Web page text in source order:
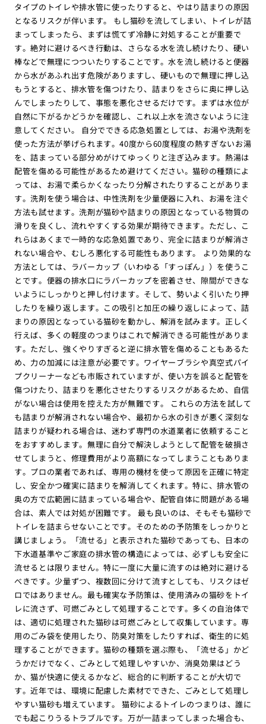
タイプのトイレや排水管に使ったりすると、やはり詰まりの原因
となるリスクが伴います。 もし猫砂を流してしまい、トイレが詰
まってしまったら、まずは慌てず冷静に対処することが重要で
す。絶対に避けるべき行動は、さらなる水を流し続けたり、硬い
棒などで無理につついたりすることです。水を流し続けると便器
から水があふれ出す危険がありますし、硬いもので無理に押し込
もうとすると、排水管を傷つけたり、詰まりをさらに奥に押し込
んでしまったりして、事態を悪化させるだけです。まずは水位が
自然に下がるかどうかを確認し、これ以上水を流さないように注
意してください。 自分でできる応急処置としては、お湯や洗剤を
使った方法が挙げられます。40度から60度程度の熱すぎないお湯
を、詰まっている部分めがけてゆっくりと注ぎ込みます。熱湯は
配管を傷める可能性があるため避けてください。猫砂の種類によ
っては、お湯で柔らかくなったり分解されたりすることがありま
す。洗剤を使う場合は、中性洗剤を少量便器に入れ、お湯を注ぐ
方法も試せます。洗剤が猫砂や詰まりの原因となっている物質の
滑りを良くし、流れやすくする効果が期待できます。ただし、こ
れらはあくまで一時的な応急処置であり、完全に詰まりが解消さ
れない場合や、むしろ悪化する可能性もあります。 より効果的な
方法としては、ラバーカップ（いわゆる「すっぽん」）を使うこ
とです。便器の排水口にラバーカップを密着させ、隙間ができな
いようにしっかりと押し付けます。そして、勢いよく引いたり押
したりを繰り返します。この吸引と加圧の繰り返しによって、詰
まりの原因となっている猫砂を動かし、解消を試みます。正しく
行えば、多くの軽度のつまりはこれで解消できる可能性がありま
す。ただし、強くやりすぎると逆に排水管を傷めることもあるた
め、力の加減には注意が必要です。ワイヤーブラシや真空式パイ
プクリーナーなども市販されていますが、使い方を誤ると配管を
傷つけたり、詰まりを悪化させたりするリスクがあるため、自信
がない場合は使用を控えた方が無難です。 これらの方法を試して
も詰まりが解消されない場合や、最初から水の引きが悪く深刻な
詰まりが疑われる場合は、迷わず専門の水道業者に依頼すること
をおすすめします。無理に自分で解決しようとして配管を破損さ
せてしまうと、修理費用がより高額になってしまうこともありま
す。プロの業者であれば、専用の機材を使って原因を正確に特定
し、安全かつ確実に詰まりを解消してくれます。特に、排水管の
奥の方で広範囲に詰まっている場合や、配管自体に問題がある場
合は、素人では対処が困難です。 最も良いのは、そもそも猫砂で
トイレを詰まらせないことです。そのための予防策をしっかりと
講じましょう。「流せる」と表示された猫砂であっても、日本の
下水道基準やご家庭の排水管の構造によっては、必ずしも安全に
流せるとは限りません。特に一度に大量に流すのは絶対に避ける
べきです。少量ずつ、複数回に分けて流すとしても、リスクはゼ
ロではありません。最も確実な予防策は、使用済みの猫砂をトイ
レに流さず、可燃ごみとして処理することです。多くの自治体で
は、適切に処理された猫砂は可燃ごみとして収集しています。専
用のごみ袋を使用したり、防臭対策をしたりすれば、衛生的に処
理することができます。猫砂の種類を選ぶ際も、「流せる」かど
うかだけでなく、ごみとして処理しやすいか、消臭効果はどう
か、猫が快適に使えるかなど、総合的に判断することが大切で
す。近年では、環境に配慮した素材でできた、ごみとして処理し
やすい猫砂も増えています。 猫砂によるトイレのつまりは、誰に
でも起こりうるトラブルです。万が一詰まってしまった場合も、